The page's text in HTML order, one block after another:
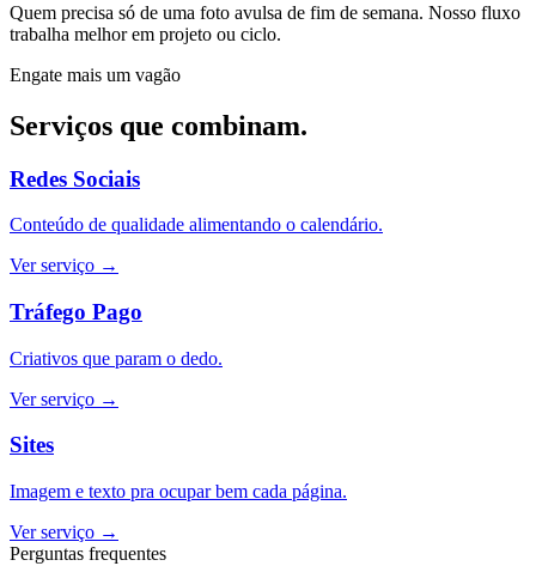
Quem precisa só de uma foto avulsa de fim de semana. Nosso fluxo
trabalha melhor em projeto ou ciclo.
Engate mais um vagão
Serviços que combinam.
Redes Sociais
Conteúdo de qualidade alimentando o calendário.
Ver serviço →
Tráfego Pago
Criativos que param o dedo.
Ver serviço →
Sites
Imagem e texto pra ocupar bem cada página.
Ver serviço →
Perguntas frequentes